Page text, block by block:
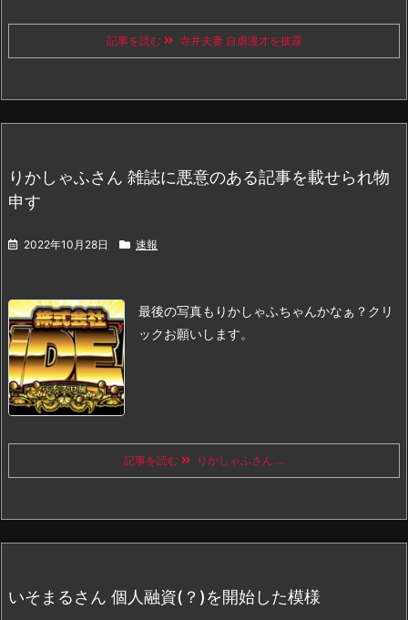
記事を読む 寺井夫妻 自虐漫才を披露
りかしゃふさん 雑誌に悪意のある記事を載せられ物
申す
2022年10月28日 速報
最後の写真もりかしゃふちゃんかなぁ？ クリ
ックお願いします。
記事を読む りかしゃふさん ...
いそまるさん 個人融資(？)を開始した模様